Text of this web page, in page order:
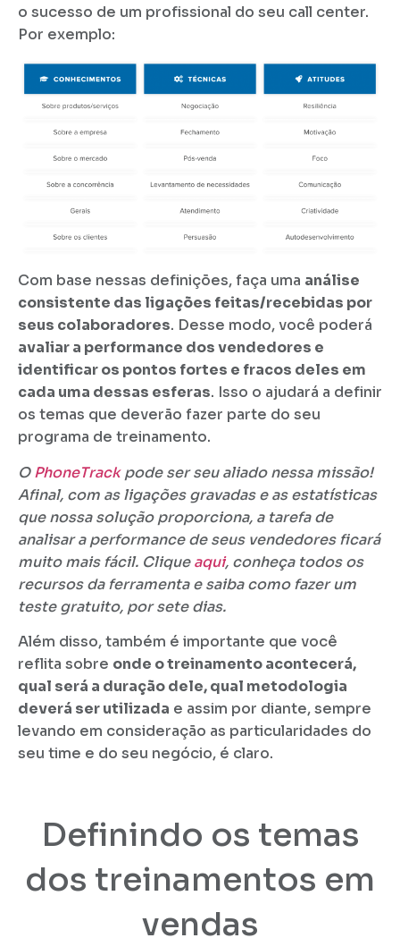
o sucesso de um profissional do seu call center.
Por exemplo:
Com base nessas definições, faça uma análise
consistente das ligações feitas/recebidas por
seus colaboradores. Desse modo, você poderá
avaliar a performance dos vendedores e
identificar os pontos fortes e fracos deles em
cada uma dessas esferas. Isso o ajudará a definir
os temas que deverão fazer parte do seu
programa de treinamento.
OPhoneTrackpode ser seu aliado nessa missão!
Afinal, com as ligações gravadas e as estatísticas
que nossa solução proporciona, a tarefa de
analisar a performance de seus vendedores ficará
muito mais fácil. Cliqueaqui, conheça todos os
recursos da ferramenta e saiba como fazer um
teste gratuito, por sete dias.
Além disso, também é importante que você
reflita sobre onde o treinamento acontecerá,
qual será a duração dele, qual metodologia
deverá ser utilizada e assim por diante, sempre
levando em consideração as particularidades do
seu time e do seu negócio, é claro.
Definindo os temas
dos treinamentos em
vendas